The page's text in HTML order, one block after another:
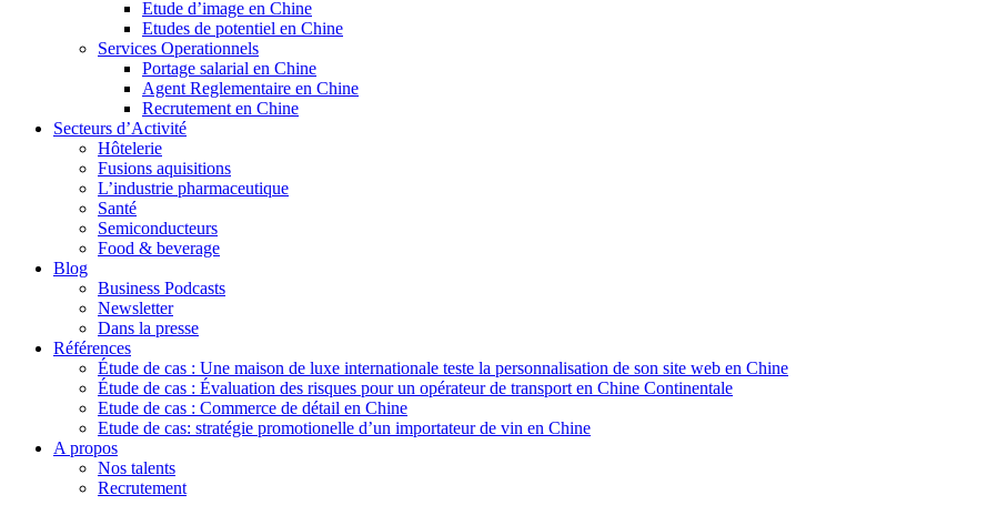
Etude d’image en Chine
Etudes de potentiel en Chine
Services Operationnels
Portage salarial en Chine
Agent Reglementaire en Chine
Recrutement en Chine
Secteurs d’Activité
Hôtelerie
Fusions aquisitions
L’industrie pharmaceutique
Santé
Semiconducteurs
Food & beverage
Blog
Business Podcasts
Newsletter
Dans la presse
Références
Étude de cas : Une maison de luxe internationale teste la personnalisation de son site web en Chine
Étude de cas : Évaluation des risques pour un opérateur de transport en Chine Continentale
Etude de cas : Commerce de détail en Chine
Etude de cas: stratégie promotionelle d’un importateur de vin en Chine
A propos
Nos talents
Recrutement